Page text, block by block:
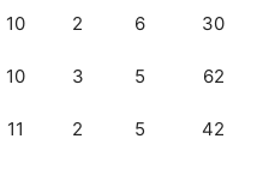
10 2 6 30
10 3 5 62
11 2 5 42